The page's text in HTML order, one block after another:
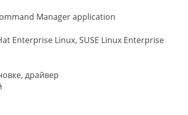
Manager application
Enterprise Linux, SUSE Linux Enterprise
драйвер